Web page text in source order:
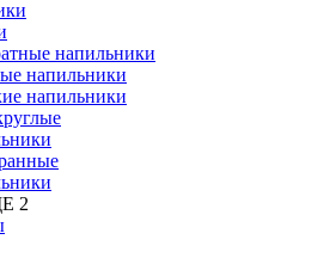
напильники
напильники
напильники
2